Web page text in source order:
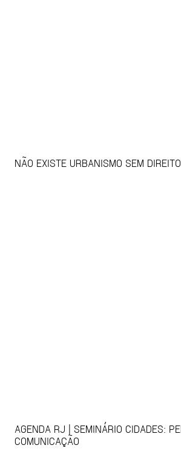
NÃO EXISTE URBANISMO SEM
AGENDA RJ | SEMINÁRIO CIDADES:
COMUNICAÇÃO